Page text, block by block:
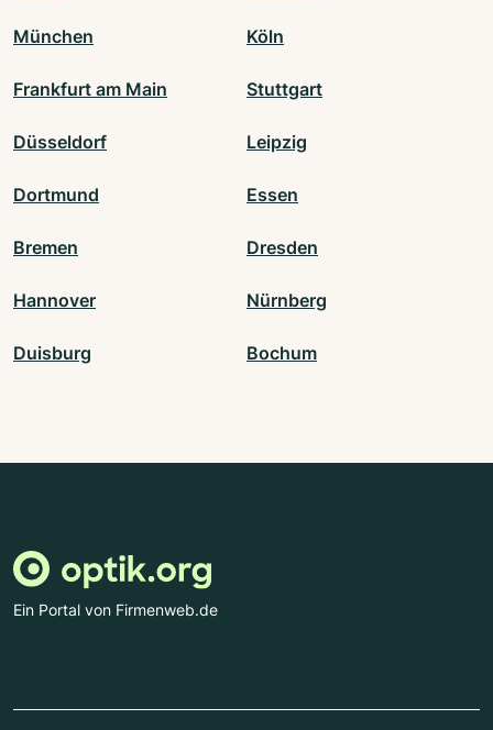
München Köln
Frankfurt am Main Stuttgart
Düsseldorf Leipzig
Dortmund Essen
Bremen Dresden
Hannover Nürnberg
Duisburg Bochum
Ein Portal von Firmenweb.de